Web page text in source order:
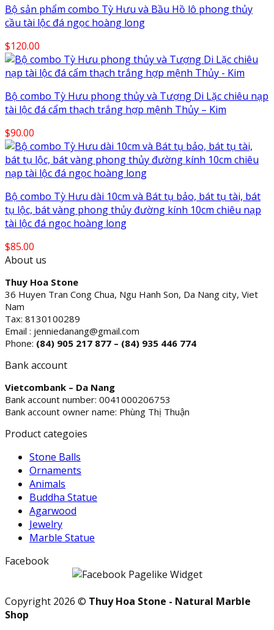
Bộ sản phẩm combo Tỳ Hưu và Bầu Hồ lô phong thủy
cầu tài lộc đá ngọc hoàng long
$120.00
Bộ combo Tỳ Hưu phong thủy và Tượng Di Lặc chiêu nạp
tài lộc đá cẩm thạch trắng hợp mệnh Thủy – Kim
$90.00
Bộ combo Tỳ Hưu dài 10cm và Bát tụ bảo, bát tụ tài, bát
tụ lộc, bát vàng phong thủy đường kính 10cm chiêu nạp
tài lộc đá ngọc hoàng long
$85.00
About us
Thuy Hoa Stone
36 Huyen Tran Cong Chua, Ngu Hanh Son, Da Nang city, Viet
Nam
Tax: 8130100289
Email : jenniedanang@gmail.com
Phone: (84) 905 217 877 – (84) 935 446 774
Bank account
Vietcombank – Da Nang
Bank account number: 0041000206753
Bank account owner name: Phùng Thị Thuận
Product categoies
Stone Balls
Ornaments
Animals
Buddha Statue
Agarwood
Jewelry
Marble Statue
Facebook
Copyright 2026 © Thuy Hoa Stone - Natural Marble
Shop